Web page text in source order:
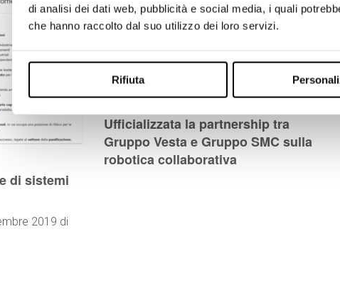
di analisi dei dati web, pubblicità e social media, i quali
che hanno raccolto dal suo utilizzo dei loro servizi.
Rifiuta
di sistemi
2019 di
Ufficializzata la partnership tra
Gruppo Vesta e Gruppo SMC sulla
robotica collaborativa